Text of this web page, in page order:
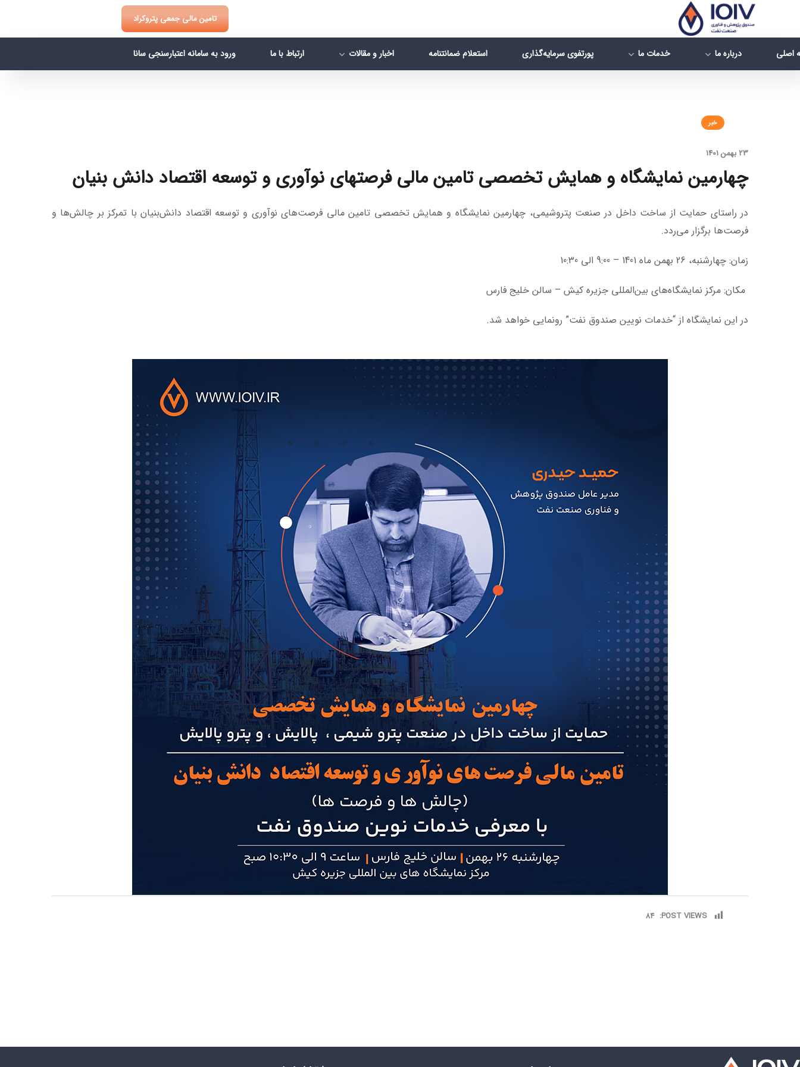
تامین مالی جمعی پتروکراد
اصلی درباره ما خدمات ما پورتفوی سرمایه‌گذاری استعلام ضمانتنامه اخبار و مقالات ارتباط با ما ورود به سامانه اعتبارسنجی سانا
خبر
23 بهمن 1401
چهارمین نمایشگاه و همایش تخصصی تامین مالی فرصتهای نوآوری و توسعه اقتصاد دانش بنیان
در راستای حمایت از ساخت داخل در صنعت پتروشیمی، چهارمین نمایشگاه و همایش تخصصی تامین مالی فرصت‌های نوآوری و توسعه اقتصاد دانش‌بنیان با تمرکز بر چالش‌ها و
فرصت‌ها برگزار می‌ردد.
زمان: چهارشنبه، 26 بهمن ماه 1401 – 9:00 الی 10:30
مکان: مرکز نمایشگاه‌های بین‌المللی جزیره کیش – سالن خلیج فارس
در این نمایشگاه از “خدمات نویین صندوق نفت” رونمایی خواهد شد.
POST VIEWS:
84